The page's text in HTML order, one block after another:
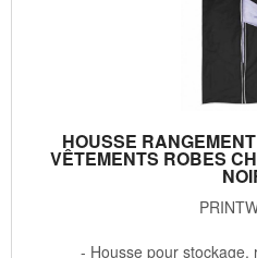
HOUSSE
VÊTEMENTS ROBES
- Housse pour stockage,